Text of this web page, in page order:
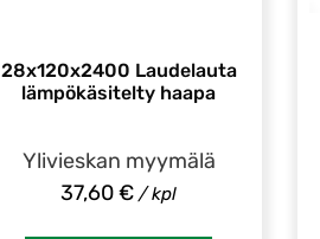
28x120x2400 Laudelauta
lämpökäsitelty haapa
Ylivieskan myymälä
37,60€ / kpl